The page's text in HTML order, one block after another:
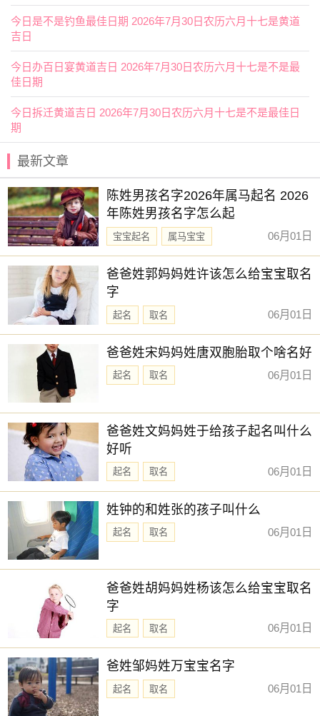
财神：正东 月名：季夏 太岁位：东南
福神：西南 月支：未土 年太岁：吴遂
喜神：西北 月令：癸未 日禄：申命互禄
阳贵神：东北 月相：既望月 岁破位：西北
六曜：佛灭 — 凶：依古籍观点，寓意万事化凶。也作弘灭，
大凶之日，诸事不宜。
六曜，又称孔明六曜星、小六壬，是中国传统历法中的一种
注文。后来传至日本，并于当地流行，而在中国影响日渐式
微。
易经卦象：地天泰
十二值神：白虎 — 凶：俗称“大黑道日”。古籍云：天杀星，
宜出师畋猎祭祀，皆吉，其余都不利。
当日不适合修坟
根据该日的黄历信息分析可得，2025年7月10日为黑道日，
就民间说法来看，黑道日不利行事，若这一日修坟，可能会
有不好的影响， 但黑道日并不是完全忌讳修坟，若怕带来不
好的影响，云玥取名网请您可以另选个黄道吉日进行哦。
每日五行穿衣指南
【大吉色】白色、金黄、银色、灰色、米白
被当日五行生。寓意容易得到贵人的帮助，事事顺心如意。
人缘和异性缘也会变得非常好，对身边的人来说显得格外有
魅力。可以借助五行的影响，充分发挥自己的才能。
【次吉色】黄色、咖色、棕色、褐色、橙黄
与当日五行同。寓意幸运眷顾，做事顺利，有助于合作和谈
判的进行，实现共赢。这是一个很好的机会，不要犹豫，勇
敢迈出你的步伐，相信会有好的结果。
【平平色】绿色、青色、青绿、翠绿
克当日五行。寓意辛勤努力会有回报，只要我们勤奋付出，
就会得到丰厚的收获，有利于求财
你会看到自己的努力带来的成果。
【慎用色】红色、紫色、粉色、橙红
生当日五行。寓意消耗过大，易导致精力不济。你需要提醒
今日是不是钓鱼最佳日期 2026年7月30日农历六月十七是黄道
吉日
今日办百日宴黄道吉日 2026年7月30日农历六月十七是不是最
佳日期
今日拆迁黄道吉日 2026年7月30日农历六月十七是不是最佳日
期
最新文章
陈姓男孩名字2026年属马起名 2026
年陈姓男孩名字怎么起
宝宝起名
属马宝宝
新生儿取名
06月01日
爸爸姓郭妈妈姓许该怎么给宝宝取名
字
起名 取名 06月01日
爸爸姓宋妈妈姓唐双胞胎取个啥名好
起名 取名 06月01日
爸爸姓文妈妈姓于给孩子起名叫什么
好听
起名 取名 06月01日
姓钟的和姓张的孩子叫什么
起名 取名 06月01日
爸爸姓胡妈妈姓杨该怎么给宝宝取名
字
起名 取名 06月01日
爸姓邹妈姓万宝宝名字
起名 取名 06月01日